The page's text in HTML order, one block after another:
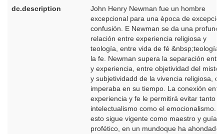
dc.description
John Henry Newman fue un hombre
excepcional para una època de
confusión. E Newman se da una profunda
relación entre experiencia religiosa y
teología, entre vida de fé &nbsp;teología
la fe. Newman supera la separación
y experiencia, entre objetividad del
y subjetividadd de la vivencia religiosa,
imperaba en su tiempo. La conexión entre
experiencia y fe le permitirá evitar tanto el
intelectualismo como el emocionalismo.
esto sigue vigente como maestro y guía
profético, en un mundoque ha ahondado